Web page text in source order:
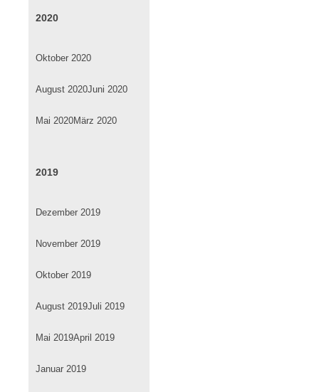
2020
Oktober 2020
August 2020Juni 2020
Mai 2020März 2020
2019
Dezember 2019
November 2019
Oktober 2019
August 2019Juli 2019
Mai 2019April 2019
Januar 2019